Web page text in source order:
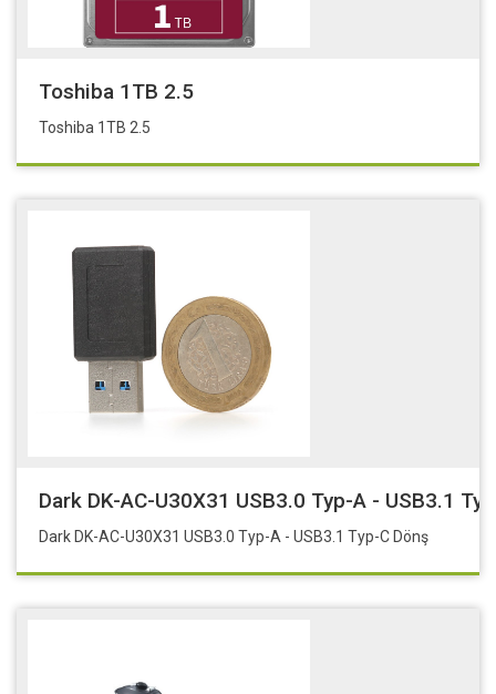
Toshiba 1TB 2.5
Toshiba 1TB 2.5
Dark DK-AC-U30X31 USB3.0 Typ-A - USB3.1
Dark DK-AC-U30X31 USB3.0 Typ-A - USB3.1 Typ-C Dönş